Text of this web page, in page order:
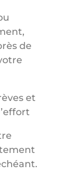
de
et